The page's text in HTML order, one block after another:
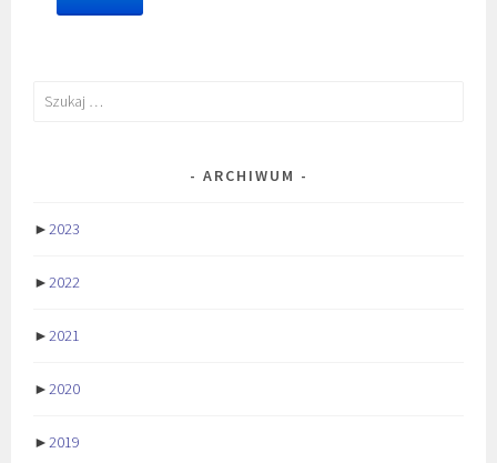
Szukaj:
ARCHIWUM
►2023
►2022
►2021
►2020
►2019